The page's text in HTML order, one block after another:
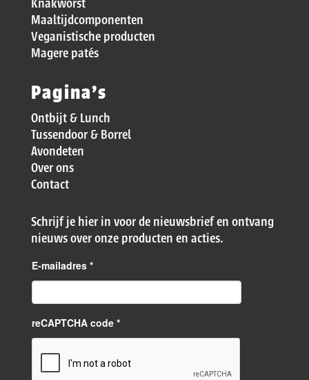
Maaltijdcomponenten
Veganistische producten
Magere patés
Pagina’s
Ontbijt & Lunch
Tussendoor & Borrel
Avondeten
Over ons
Contact
Schrijf je hier in voor de nieuwsbrief en ontvang
nieuws over onze producten en acties.
E-mailadres *
reCAPTCHA code *